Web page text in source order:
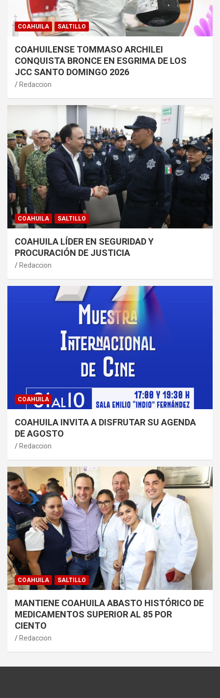
COAHUILA SALTILLO
COAHUILENSE TOMMASO ARCHILEI
CONQUISTA BRONCE EN ESGRIMA DE LOS
JCC SANTO DOMINGO 2026
Redaccion
COAHUILA SALTILLO
COAHUILA LÍDER EN SEGURIDAD Y
PROCURACIÓN DE JUSTICIA
Redaccion
COAHUILA
COAHUILA INVITA A DISFRUTAR SU AGENDA
DE AGOSTO
Redaccion
COAHUILA SALTILLO
MANTIENE COAHUILA ABASTO HISTÓRICO DE
MEDICAMENTOS SUPERIOR AL 85 POR
CIENTO
Redaccion